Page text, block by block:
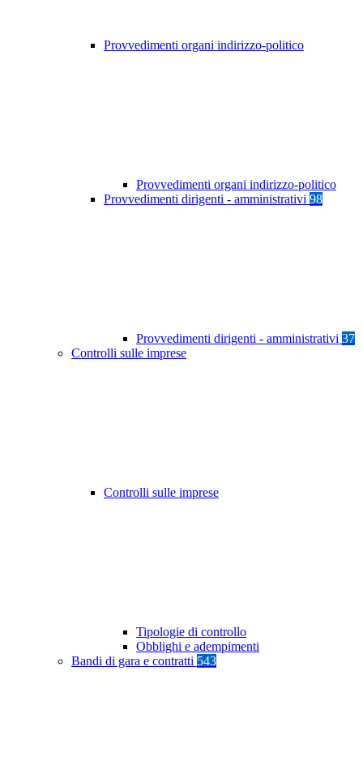
Provvedimenti organi indirizzo-politico
Provvedimenti organi indirizzo-politico
Provvedimenti dirigenti - amministrativi 98
Provvedimenti dirigenti - amministrativi 37
Controlli sulle imprese
Controlli sulle imprese
Tipologie di controllo
Obblighi e adempimenti
Bandi di gara e contratti 543